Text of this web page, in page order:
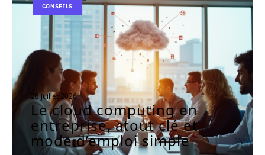
CONSEILS
28 juillet 2026
Le cloud computing en
entreprise, atout clé et
mode d’emploi simple